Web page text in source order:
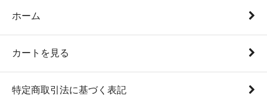
ホーム
カートを見る
特定商取引法に基づく表記